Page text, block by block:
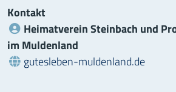
Kontakt
Heimatverein Steinbach und
im Muldenland
Webseite:
gutesleben-muldenland.de